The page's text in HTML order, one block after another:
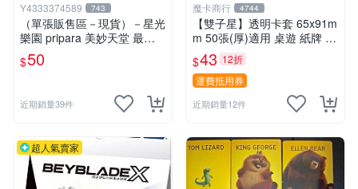
Y4333374589 743
（單張販售區－現貨）－星光
樂園 pripara 美妙天堂 最終
章 （22章. 23章）Pr&Cr角色
卡☆☆單筆訂單需滿200不含
$50
近期銷量39件
魔卡商行 4744
【雙子星】透明卡套 65x91m
m 50張(厚)適用 桌遊 紙牌 vir
gin queen 處女皇后 Boardga
me
$43 12折
運費抵用券
近期銷量12件
超人氣賣家